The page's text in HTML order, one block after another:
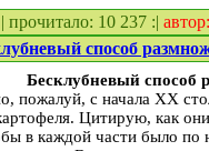
прочитало: 10 237 :| автор:
способ
Бесклубневый способ
пожалуй, с начала ХХ
Цитирую, как
в каждой части было по